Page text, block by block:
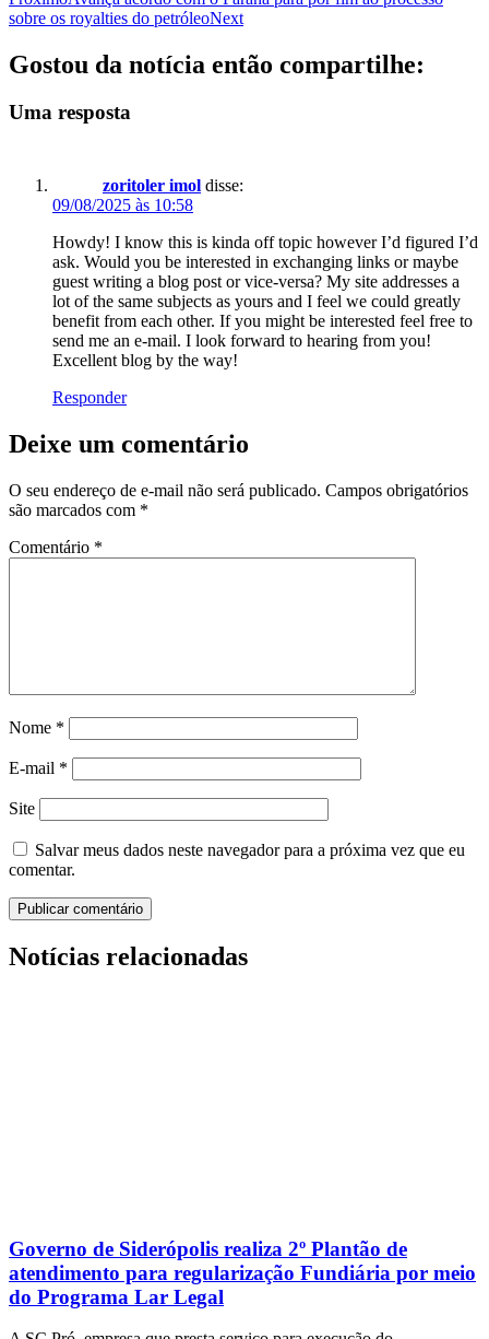
sobre os royalties do petróleoNext
Gostou da notícia então compartilhe:
Uma resposta
zoritoler imol disse:
09/08/2025 às 10:58
Howdy! I know this is kinda off topic however I’d figured I’d
ask. Would you be interested in exchanging links or maybe
guest writing a blog post or vice-versa? My site addresses a
lot of the same subjects as yours and I feel we could greatly
benefit from each other. If you might be interested feel free to
send me an e-mail. I look forward to hearing from you!
Excellent blog by the way!
Responder
Deixe um comentário
O seu endereço de e-mail não será publicado. Campos obrigatórios
são marcados com *
Comentário *
Nome *
E-mail *
Site
Salvar meus dados neste navegador para a próxima vez que eu
comentar.
Notícias relacionadas
Governo de Siderópolis realiza 2º Plantão de
atendimento para regularização Fundiária por meio
do Programa Lar Legal